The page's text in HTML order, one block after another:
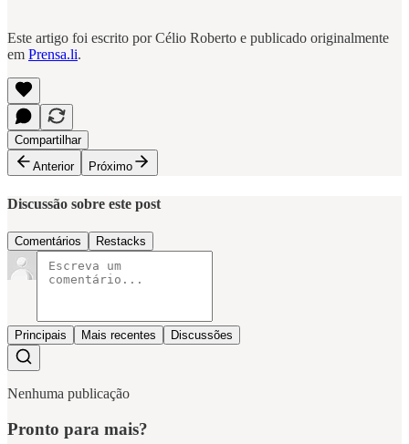
Este artigo foi escrito por Célio Roberto e publicado originalmente
em Prensa.li.
Compartilhar
Anterior
Próximo
Discussão sobre este post
Comentários Restacks
Principais Mais recentes Discussões
Nenhuma publicação
Pronto para mais?